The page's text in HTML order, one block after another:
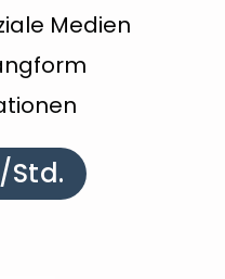
Medien
Std.